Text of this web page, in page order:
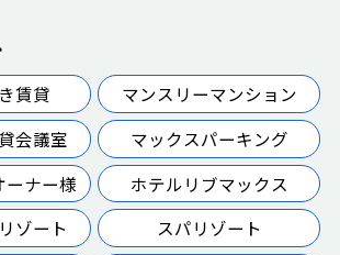
賃貸
マンスリーマンション
会議室
マックスパーキング
ーナー様
ホテルリブマックス
ゾート
スパリゾート